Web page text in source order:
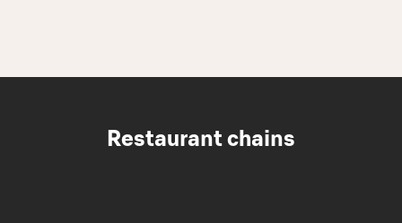
Restaurant chains